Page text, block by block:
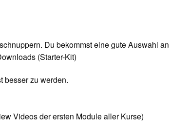
Du bekommst eine gute Auswahl an
(Starter-Kit)
besser zu werden.
Videos der ersten Module aller Kurse)